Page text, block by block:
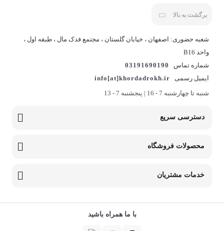
برگشت به بالا
شعبه حضوری: اصفهان ، خیابان گلستان ، مجتمع فدک مال ، طبقه اول ،
واحد B16
شماره تماس
03191690190
ایمیل رسمی
info[at]khordadrokh.ir
شنبه تا چهارشنبه 7 - 16 | پنجشنبه 7 - 13
دسترسی سریع
محصولات فروشگاه
خدمات مشتریان
با ما همراه باشید